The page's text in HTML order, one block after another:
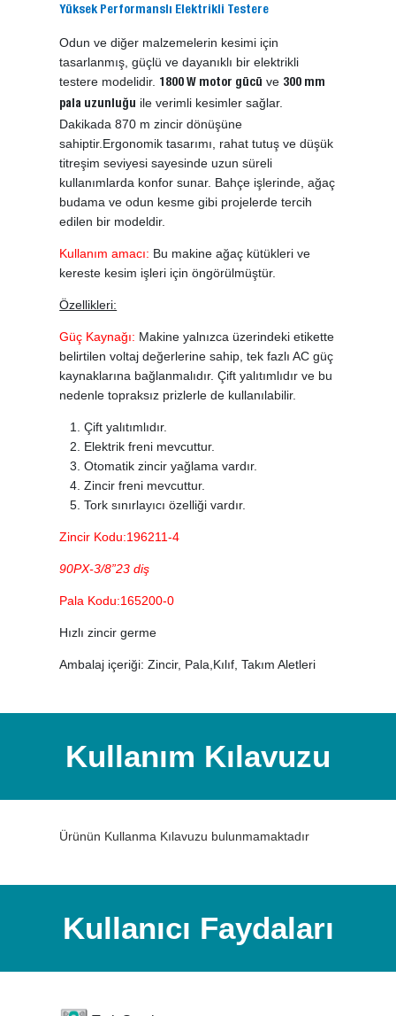
Yüksek Performanslı Elektrikli Testere
Odun ve diğer malzemelerin kesimi için
tasarlanmış, güçlü ve dayanıklı bir elektrikli
testere modelidir. 1800 W motor gücü ve 300 mm
pala uzunluğu ile verimli kesimler sağlar.
Dakikada 870 m zincir dönüşüne
sahiptir.Ergonomik tasarımı, rahat tutuş ve düşük
titreşim seviyesi sayesinde uzun süreli
kullanımlarda konfor sunar. Bahçe işlerinde, ağaç
budama ve odun kesme gibi projelerde tercih
edilen bir modeldir.
Kullanım amacı: Bu makine ağaç kütükleri ve
kereste kesim işleri için öngörülmüştür.
Özellikleri:
Güç Kaynağı: Makine yalnızca üzerindeki etikette
belirtilen voltaj değerlerine sahip, tek fazlı AC güç
kaynaklarına bağlanmalıdır. Çift yalıtımlıdır ve bu
nedenle topraksız prizlerle de kullanılabilir.
Çift yalıtımlıdır.
Elektrik freni mevcuttur.
Otomatik zincir yağlama vardır.
Zincir freni mevcuttur.
Tork sınırlayıcı özelliği vardır.
Zincir Kodu:196211-4
90PX-3/8”23 diş
Pala Kodu:165200-0
Hızlı zincir germe
Ambalaj içeriği: Zincir, Pala,Kılıf, Takım Aletleri
Kullanım Kılavuzu
Ürünün Kullanma Kılavuzu bulunmamaktadır
Kullanıcı Faydaları